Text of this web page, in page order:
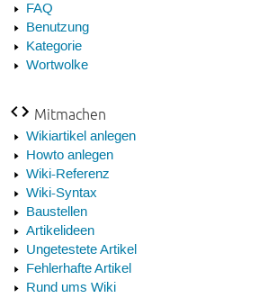
FAQ
Benutzung
Kategorie
Wortwolke
Mitmachen
Wikiartikel anlegen
Howto anlegen
Wiki-Referenz
Wiki-Syntax
Baustellen
Artikelideen
Ungetestete Artikel
Fehlerhafte Artikel
Rund ums Wiki